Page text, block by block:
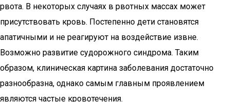
рвота. В некоторых случаях в рвотных массах может
присутствовать кровь. Постепенно дети становятся
апатичными и не реагируют на воздействие извне.
Возможно развитие судорожного синдрома. Таким
образом, клиническая картина заболевания достаточно
разнообразна, однако самым главным проявлением
являются частые кровотечения.